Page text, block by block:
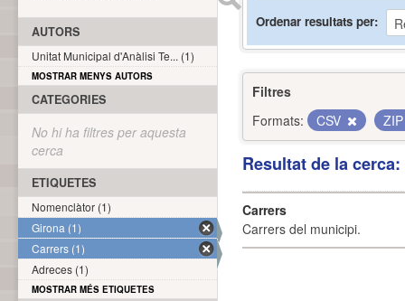
Ordenar resultats per
Filtres
Formats:
CSV
Resultat de la
Carrers
Carrers del municipi.
AUTORS
Unitat Municipal d'Anàlisi Te... (1)
MOSTRAR MENYS AUTORS
CATEGORIES
No hi ha filtres per aquesta
cerca
ETIQUETES
Nomenclàtor (1)
Girona (1)
Carrers (1)
Adreces (1)
MOSTRAR MÉS ETIQUETES